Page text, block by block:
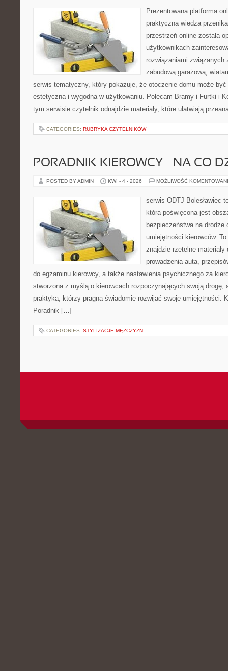
Prezentowana platforma
praktyczna wiedza
przestrzeń online została
użytkownikach
rozwiązaniami związanych
zabudową garażową,
serwis tematyczny, który pokazuje, że otoczenie domu może
estetyczna i wygodna w użytkowaniu. Polecam Bramy i Furtki i
tym serwisie czytelnik odnajdzie materiały, które ułatwiają
CATEGORIES: RUBRYKA CZYTELNIKÓW
PORADNIK KIEROWCY – NA CO
POSTED BY ADMIN KWI - 4 - 2026 MOŻLIWOŚĆ
serwis ODTJ Bolesławiec
która poświęcona jest
bezpieczeństwa na drodze
umiejętności kierowców.
znajdzie rzetelne
prowadzenia auta,
do egzaminu kierowcy, a także nastawienia psychicznego za
stworzona z myślą o kierowcach rozpoczynających swoją drogę,
praktyką, którzy pragną świadomie rozwijać swoje umiejętności.
Poradnik […]
CATEGORIES: STYLIZACJE MĘŻCZYZN